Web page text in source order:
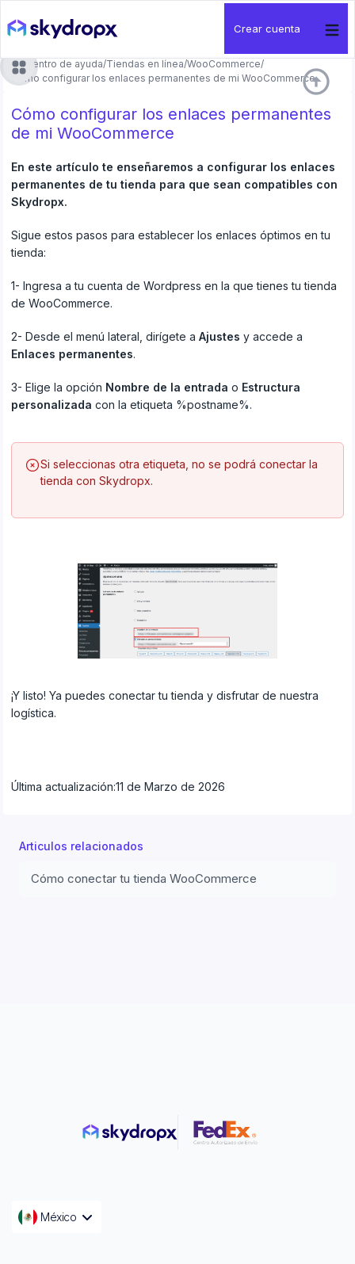
Crear cuenta
Centro de ayuda/Tiendas en línea/WooCommerce/
Cómo configurar los enlaces permanentes de mi WooCommerce
Cómo configurar los enlaces permanentes
de mi WooCommerce
En este artículo te enseñaremos a configurar los enlaces
permanentes de tu tienda para que sean compatibles con
Skydropx.
Sigue estos pasos para establecer los enlaces óptimos en tu
tienda:
1- Ingresa a tu cuenta de Wordpress en la que tienes tu tienda
de WooCommerce.
2- Desde el menú lateral, dirígete a Ajustes y accede a
Enlaces permanentes.
3- Elige la opción Nombre de la entrada o Estructura
personalizada con la etiqueta %postname%.
Si seleccionas otra etiqueta, no se podrá conectar la
tienda con Skydropx.
¡Y listo! Ya puedes conectar tu tienda y disfrutar de nuestra
logística.
Última actualización:11 de Marzo de 2026
Articulos relacionados
Cómo conectar tu tienda WooCommerce
arrow_circle_up
México